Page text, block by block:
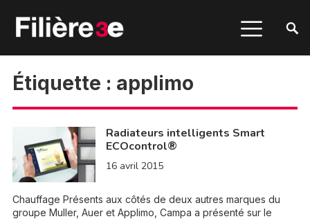
Étiquette : applimo
Radiateurs intelligents Smart
ECOcontrol®
16 avril 2015
Chauffage Présents aux côtés de deux autres marques du
groupe Muller, Auer et Applimo, Campa a présenté sur le